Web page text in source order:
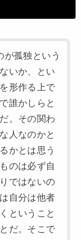
が孤独という
いか、とい
形作る上で
誰かしらと
。その関わ
人なのかと
かとは思う
のは必ず自
ではないの
自分は他者
ということ
だ。そこで